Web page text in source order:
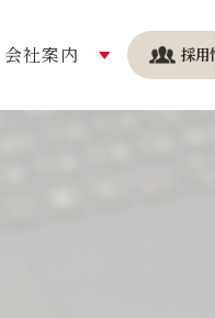
会社案内 採用